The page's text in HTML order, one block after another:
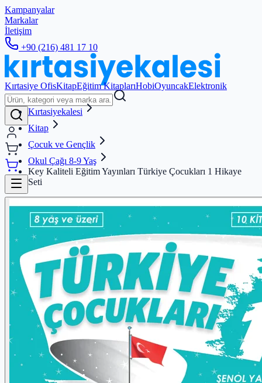
Kampanyalar
Markalar
İletişim
+90 (216) 481 17 10
Kırtasiye OfisKitapEğitim KitaplarıHobiOyuncakElektronik
Kırtasiyekalesi
Kitap
Çocuk ve Gençlik
Okul Çağı 8-9 Yaş
Key Kaliteli Eğitim Yayınları Türkiye Çocukları 1 Hikaye
Seti